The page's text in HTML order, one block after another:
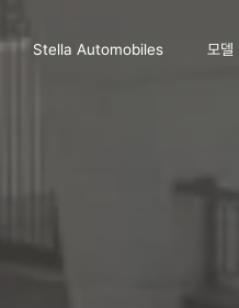
Stella Automobiles 모델